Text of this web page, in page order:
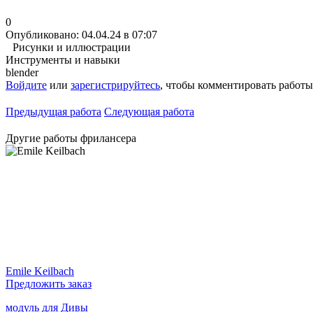
0
Опубликовано: 04.04.24 в 07:07
Рисунки и иллюстрации
Инструменты и навыки
blender
Войдите или зарегистрируйтесь, чтобы комментировать
Предыдущая работа Следующая работа
Другие работы фрилансера
Emile Keilbach
Предложить заказ
модуль для Дивы